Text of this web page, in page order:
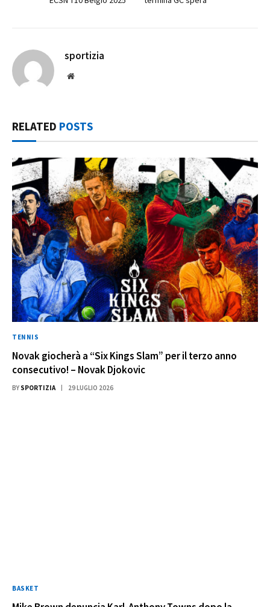
sportizia
Website
RELATED POSTS
TENNIS
Novak giocherà a “Six Kings Slam” per il terzo anno
consecutivo! – Novak Djokovic
BY SPORTIZIA 29 LUGLIO 2026
BASKET